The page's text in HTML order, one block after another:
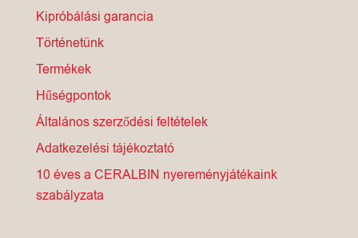
Kipróbálási garancia
Történetünk
Termékek
Hűségpontok
Általános szerződési feltételek
Adatkezelési tájékoztató
10 éves a CERALBIN nyereményjátékaink
szabályzata